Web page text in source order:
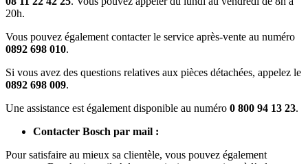
20h.
Vous pouvez également contacter le service après-vente au numéro
0892 698 010.
Si vous avez des questions relatives aux pièces détachées, appelez le
0892 698 009.
Une assistance est également disponible au numéro 0 800 94 13 23.
Contacter Bosch par mail :
Pour satisfaire au mieux sa clientèle, vous pouvez également